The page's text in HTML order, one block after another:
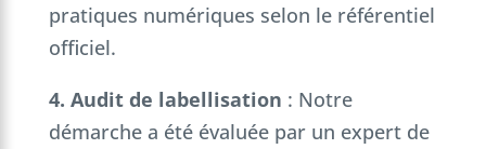
pratiques numériques selon le référentiel
officiel.
4. Audit de labellisation : Notre
démarche a été évaluée par un expert de